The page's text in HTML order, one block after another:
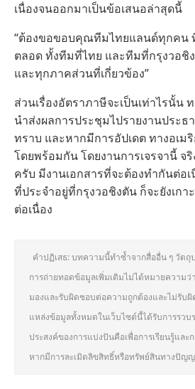
เนื่องจนออกมาเป็นข้อเสนอล่าสุดนี้
“ต้องขอขอบคุณทีมไทยแลนด์ทุกคน
ตลอด ทั้งทีมที่ไทย และทีมที่กรุงวอชิ
และทุกภาคส่วนที่เกี่ยวข้อง”
ส่วนเรื่องอัตราภาษีจะเป็นเท่าไรนั้น
นำส่งผลการประชุมไปรายงานประธ
ทราบ และหากมีการอัปเดต ทางอเม
โดยพร้อมกัน โดยงานการเจรจานี้ จ
ครับ มีงานเอกสารที่จะต้องทำกันต่อ
ที่ประจำอยู่ที่กรุงวอชิงตัน ก็จะยังเก
ต่อเนื่อง
คำปฏิเสธ: บทความนี้ทำซ้ำจากสื่ออื่น ๆ วัตถุ
การถ่ายทอดข้อมูลเพิ่มเติมไม่ได้หมายความ
มองและรับผิดชอบต่อความถูกต้องและไม่รับ
แหล่งข้อมูลทั้งหมดในเว็บไซต์นี้ได้รับการรวบ
ประสงค์ของการแบ่งปันคือเพื่อการเรียนรู้และ
หากมีการละเมิดลิขสิทธิ์หรือทรัพย์สินทางปัญญ